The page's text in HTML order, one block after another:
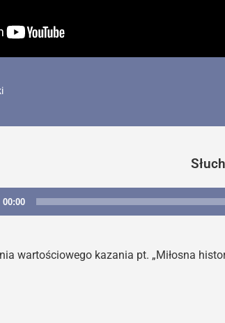
00:00
wartościowego kazania pt. „Miłosna